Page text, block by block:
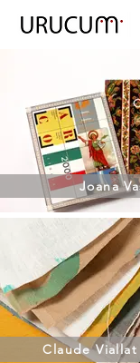
Joana
Claude